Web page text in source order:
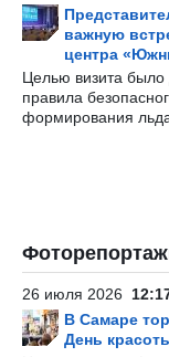
важную
центра
Целью визита было
правила
формирования
26 июля 2026
В Самаре
День